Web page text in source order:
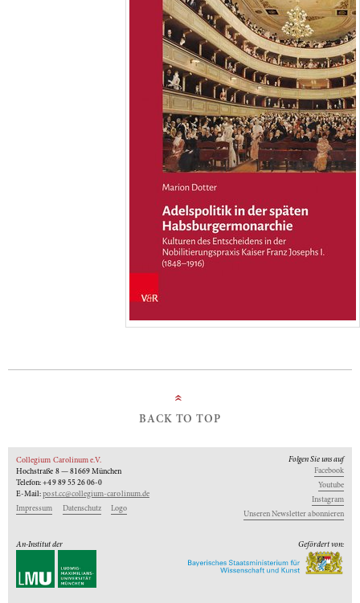
»
BACK TO TOP
Collegium Carolinum e.V.
Hochstraße 8 — 81669 München
Telefon: +49 89 55 26 06-0
E-Mail:post.cc@collegium-carolinum.de
Impressum
Datenschutz Logo
Folgen Sie uns auf
Facebook
Youtube
Instagram
Unseren Newsletter abonnieren
An-Institut der Gefördert von: